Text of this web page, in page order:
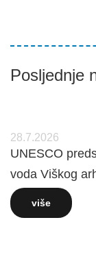
Posljednje
28.7.2026
UNESCO
voda Viškog
više